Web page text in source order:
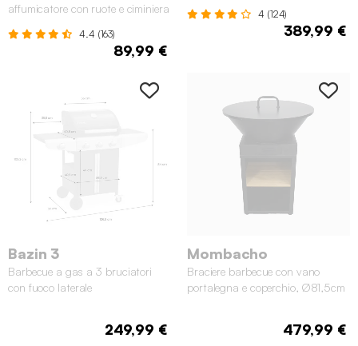
affumicatore con ruote e ciminiera
4.4 (163)
89,99 €
4 (124)
389,99 €
Bazin 3
Barbecue a gas a 3 bruciatori
con fuoco laterale
249,99 €
Mombacho
Braciere barbecue con vano
portalegna e coperchio, Ø81,5cm
479,99 €